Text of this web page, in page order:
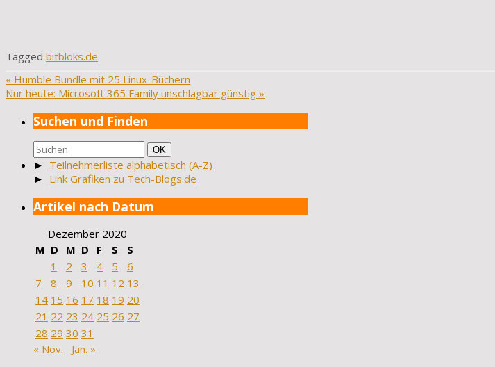
Tagged bitbloks.de.
« Humble Bundle mit 25 Linux-Büchern
Nur heute: Microsoft 365 Family unschlagbar günstig »
Suchen und Finden
Suchen
nach:
Suchen
OK
► Teilnehmerliste alphabetisch (A-Z)
► Link Grafiken zu Tech-Blogs.de
Artikel nach Datum
Dezember 2020
M D M D F S
S
1
2 3 4 5
6
7
8 9 10 11 12 13
14 15 16 17 18 19 20
21 22 23 24 25 26 27
28 29 30 31
« Nov.
Jan. »